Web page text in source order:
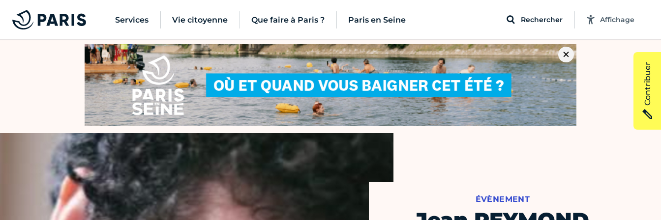
Services Vie citoyenne Que faire à Paris ? Paris en Seine Rechercher Affichage
ÉVÈNEMENT
Contribuer